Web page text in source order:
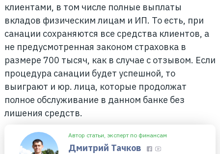
клиентами, в том числе полные выплаты
вкладов физическим лицам и ИП. То есть, при
санации сохраняются все средства клиентов, а
не предусмотренная законом страховка в
размере 700 тысяч, как в случае с отзывом. Если
процедура санации будет успешной, то
выиграют и юр. лица, которые продолжат
полное обслуживание в данном банке без
лишения средств.
Автор статьи, эксперт по финансам
Дмитрий Тачков